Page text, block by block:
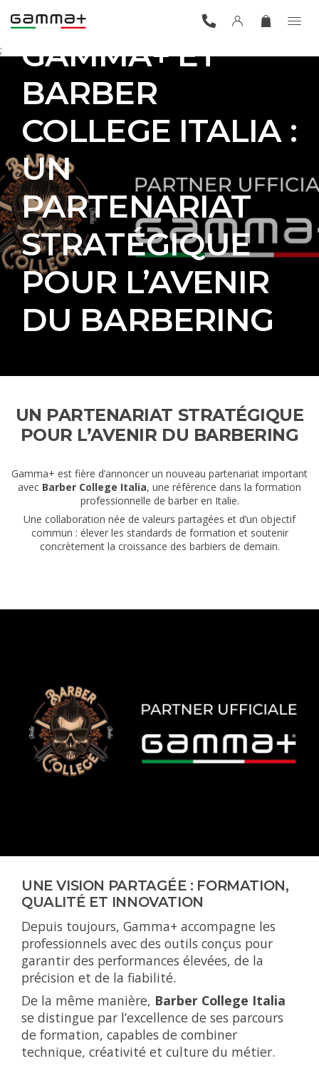
;
GAMMA+ ET
BARBER
COLLEGE ITALIA :
UN
PARTENARIAT
STRATÉGIQUE
POUR L’AVENIR
DU BARBERING
UN PARTENARIAT STRATÉGIQUE
POUR L’AVENIR DU BARBERING
Gamma+ est fière d’annoncer un nouveau partenariat important
avec Barber College Italia, une référence dans la formation
professionnelle de barber en Italie.
Une collaboration née de valeurs partagées et d’un objectif
commun : élever les standards de formation et soutenir
concrètement la croissance des barbiers de demain.
UNE VISION PARTAGÉE : FORMATION,
QUALITÉ ET INNOVATION
Depuis toujours, Gamma+ accompagne les
professionnels avec des outils conçus pour
garantir des performances élevées, de la
précision et de la fiabilité.
De la même manière, Barber College Italia
se distingue par l’excellence de ses parcours
de formation, capables de combiner
technique, créativité et culture du métier.